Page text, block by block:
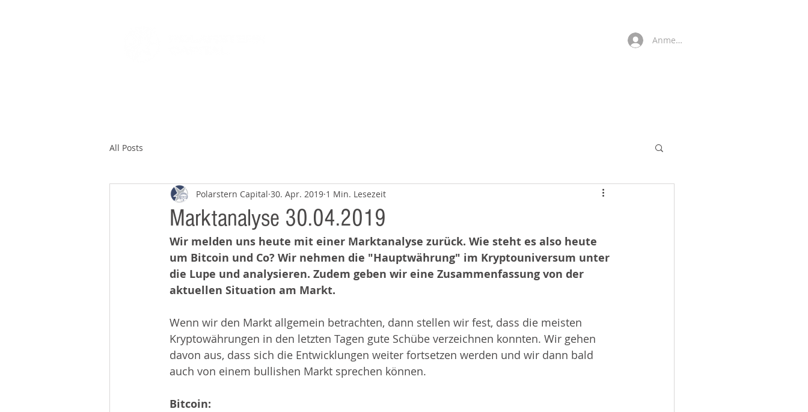
Anmelden
All Posts
Marktanalyse 30.04.2019
Polarstern Capital 30. Apr. 2019 1 Min. Lesezeit
Wir melden uns heute mit einer Marktanalyse zurück. Wie steht es also heute
um Bitcoin und Co? Wir nehmen die "Hauptwährung" im Kryptouniversum unter
die Lupe und analysieren. Zudem geben wir eine Zusammenfassung von der
aktuellen Situation am Markt.
Wenn wir den Markt allgemein betrachten, dann stellen wir fest, dass die meisten
Kryptowährungen in den letzten Tagen gute Schübe verzeichnen konnten. Wir gehen
davon aus, dass sich die Entwicklungen weiter fortsetzen werden und wir dann bald
auch von einem bullishen Markt sprechen können.
Bitcoin: